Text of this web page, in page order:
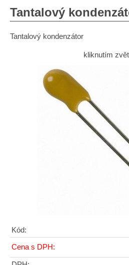
Tantalový
Tantalový kondenzátor
kliknutím
Kód:
Cena s DPH: